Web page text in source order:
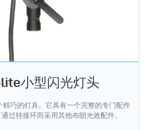
小型闪光灯头
精巧的灯具。它具有一个完整的专门配件
过转接环而采用其他布朗光效配件。